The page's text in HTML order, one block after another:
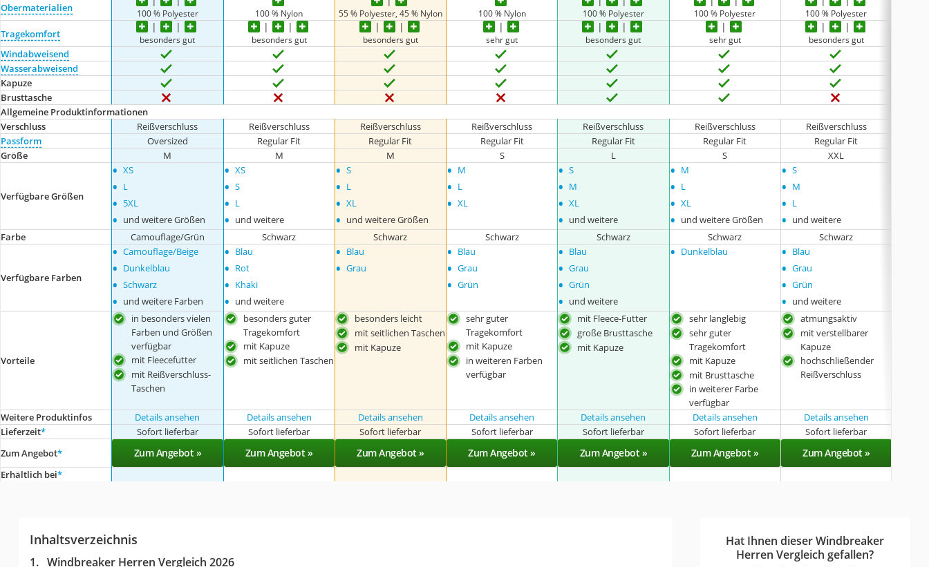
Obermaterialien
100 % Polyester 100 % Nylon 55 % Polyester, 45 % Nylon 100 % Nylon 100 % Polyester 100 % Polyester 100 % Polyester
Tragekomfort besonders gut besonders gut besonders gut sehr gut besonders gut sehr gut besonders gut
Windabweisend
Wasserabweisend
Kapuze
Brusttasche
Allgemeine Produktinformationen
Verschluss
Reißverschluss Reißverschluss Reißverschluss Reißverschluss Reißverschluss Reißverschluss Reißverschluss
Passform
Oversized Regular Fit Regular Fit Regular Fit Regular Fit Regular Fit Regular Fit
Größe
M M M S L S XXL
Verfügbare Größen
• XS
• L
• 5XL
• und weitere Größen
• XS
• S
• L
• und weitere
• S
• L
• XL
• und weitere Größen
• M
• L
• XL
• S
• M
• XL
• und weitere
• M
• L
• XL
• und weitere Größen
• S
• M
• L
• und weitere
Farbe
Camouflage/Grün Schwarz Schwarz Schwarz Schwarz Schwarz Schwarz
Verfügbare Farben
• Camouflage/Beige
• Dunkelblau
• Schwarz
• und weitere Farben
• Blau
• Rot
• Khaki
• und weitere
• Blau
• Grau
• Blau
• Grau
• Grün
• Blau
• Grau
• Grün
• und weitere
• Dunkelblau • Blau
• Grau
• Grün
• und weitere
Vorteile
in besonders vielen
Farben und Größen
verfügbar
mit Fleecefutter
mit Reißverschluss-
Taschen
besonders guter
Tragekomfort
mit Kapuze
mit seitlichen Taschen
besonders leicht
mit seitlichen Taschen
mit Kapuze
sehr guter
Tragekomfort
mit Kapuze
in weiteren Farben
verfügbar
mit Fleece-Futter
große Brusttasche
mit Kapuze
sehr langlebig
sehr guter
Tragekomfort
mit Kapuze
mit Brusttasche
in weiterer Farbe
verfügbar
atmungsaktiv
mit verstellbarer
Kapuze
hochschließender
Reißverschluss
Weitere Produktinfos Details ansehen Details ansehen Details ansehen Details ansehen Details ansehen Details ansehen Details ansehen
Lieferzeit* Sofort lieferbar Sofort lieferbar Sofort lieferbar Sofort lieferbar Sofort lieferbar Sofort lieferbar Sofort lieferbar
Zum Angebot* Zum Angebot » Zum Angebot » Zum Angebot » Zum Angebot » Zum Angebot » Zum Angebot » Zum Angebot »
Erhältlich bei*
Inhaltsverzeichnis
Windbreaker Herren Vergleich 2026
Hat Ihnen dieser Windbreaker
Herren Vergleich gefallen?